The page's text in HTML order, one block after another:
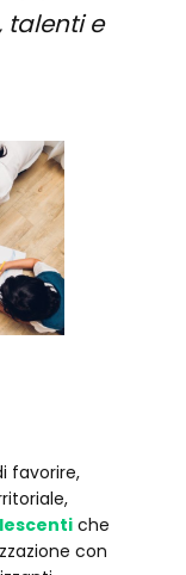
talenti e
favorire,
che
con